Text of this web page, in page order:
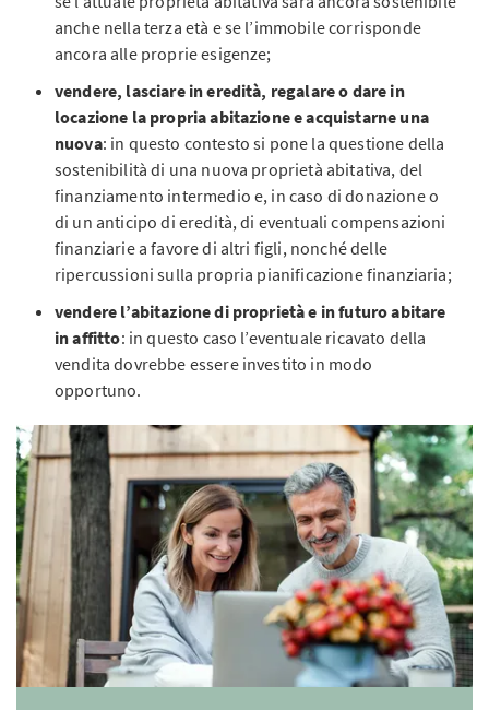
anche nella terza età e se l’immobile corrisponde
ancora alle proprie esigenze;
vendere, lasciare in eredità, regalare o dare in
locazione la propria abitazione e acquistarne una
nuova: in questo contesto si pone la questione della
sostenibilità di una nuova proprietà abitativa, del
finanziamento intermedio e, in caso di donazione o
di un anticipo di eredità, di eventuali compensazioni
finanziarie a favore di altri figli, nonché delle
ripercussioni sulla propria pianificazione finanziaria;
vendere l’abitazione di proprietà e in futuro abitare
in affitto: in questo caso l’eventuale ricavato della
vendita dovrebbe essere investito in modo
opportuno.